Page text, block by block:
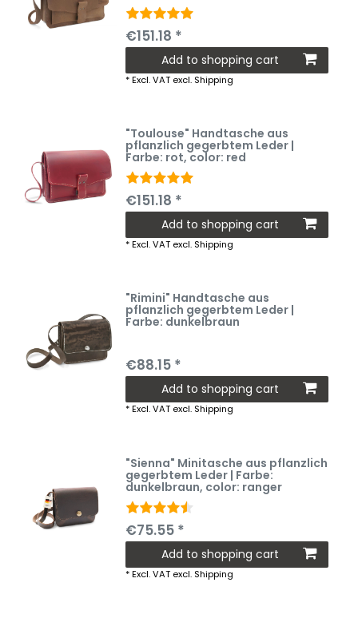
€151.18 *
Add to shopping cart
*Excl. VAT excl. Shipping
"Toulouse" Handtasche aus
pflanzlich gegerbtem Leder |
Farbe: rot, color: red
€151.18 *
Add to shopping cart
*Excl. VAT excl. Shipping
"Rimini" Handtasche aus
pflanzlich gegerbtem Leder |
Farbe: dunkelbraun
€88.15 *
Add to shopping cart
*Excl. VAT excl. Shipping
"Sienna" Minitasche aus pflanzlich
gegerbtem Leder | Farbe:
dunkelbraun, color: ranger
€75.55 *
Add to shopping cart
*Excl. VAT excl. Shipping